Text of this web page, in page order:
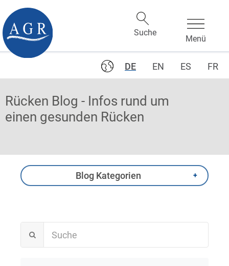
DE EN ES FR
Rücken Blog - Infos rund um
einen gesunden Rücken
Blog Kategorien